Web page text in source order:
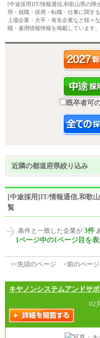
[中途採用]IT/情報通信,和歌山県の障
用・就職・採用・転職・仕事に関する
上場企業・大手・有名企業など様
職・雇用情報情報を掲載しています。
既卒者可
近隣の都道府県絞り込み
[中途採用]IT/情報通信,和歌
覧
条件と一致した企業が 3件
1ページ中の1ページ目を
<<先頭のページ
<前のページ
キヤノンシステムアンドサ
02